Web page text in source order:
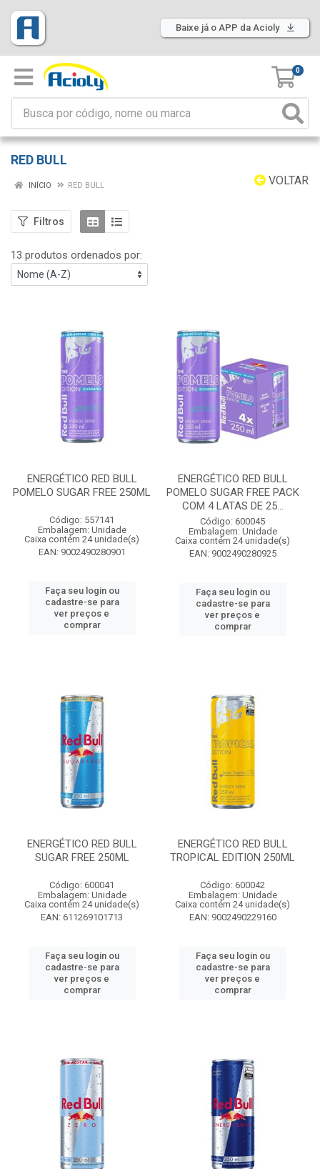
Baixe já o APP da Acioly
0
RED BULL
VOLTAR
INÍCIO RED BULL
Filtros
13 produtos ordenados por:
ENERGÉTICO RED BULL
POMELO SUGAR FREE 250ML
Código: 557141
Embalagem: Unidade
Caixa contém 24 unidade(s)
EAN: 9002490280901
Faça seu login ou
cadastre-se para
ver preços e
comprar
ENERGÉTICO RED BULL
POMELO SUGAR FREE PACK
COM 4 LATAS DE 25...
Código: 600045
Embalagem: Unidade
Caixa contém 24 unidade(s)
EAN: 9002490280925
Faça seu login ou
cadastre-se para
ver preços e
comprar
ENERGÉTICO RED BULL
SUGAR FREE 250ML
Código: 600041
Embalagem: Unidade
Caixa contém 24 unidade(s)
EAN: 611269101713
Faça seu login ou
cadastre-se para
ver preços e
comprar
ENERGÉTICO RED BULL
TROPICAL EDITION 250ML
Código: 600042
Embalagem: Unidade
Caixa contém 24 unidade(s)
EAN: 9002490229160
Faça seu login ou
cadastre-se para
ver preços e
comprar